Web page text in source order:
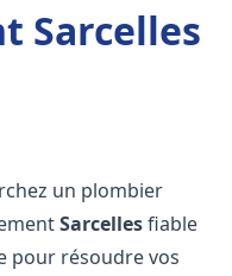
Sarcelles
un plombier
Sarcellesfiable
pour résoudre vos